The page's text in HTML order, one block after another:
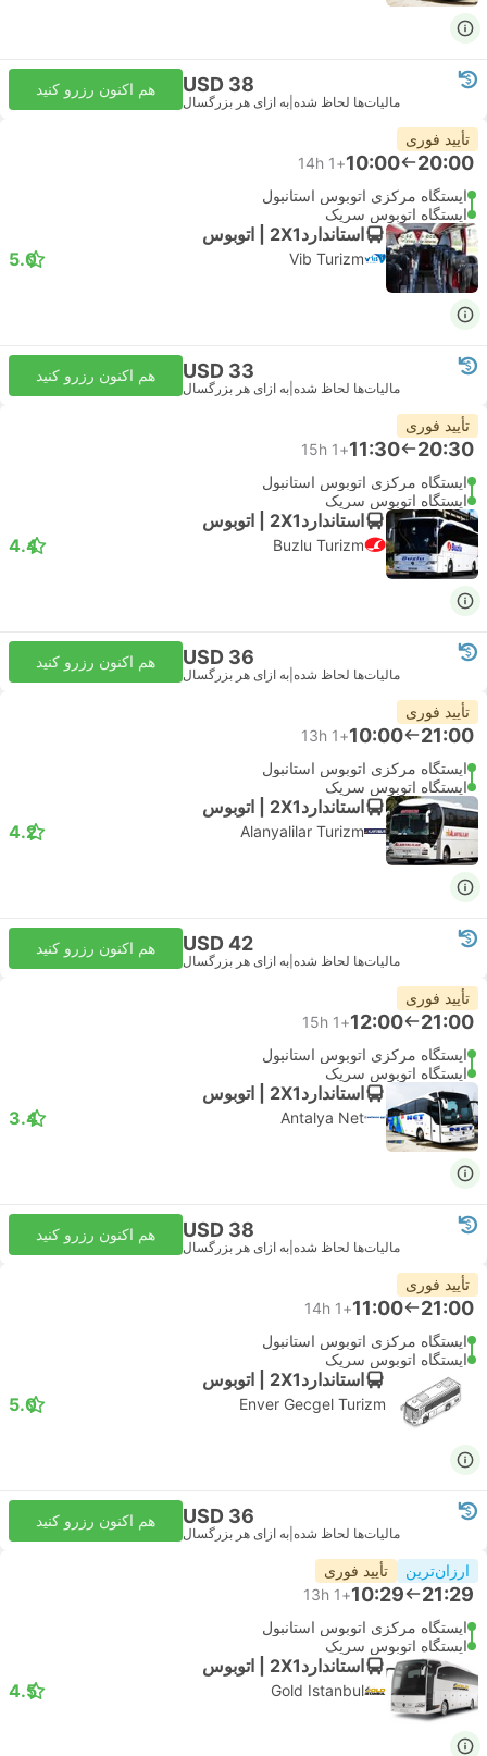
USD 38
مالیات‌ها لحاظ شده به ازای هر بزرگسال
هم اکنون رزرو کنید
تأیید فوری
20:00
10:00
+1
14h
ایستگاه مرکزی اتوبوس استانبول
ایستگاه اتوبوس سریک
استاندارد2X1 | اتوبوس
Vib Turizm
5.0
USD 33
مالیات‌ها لحاظ شده به ازای هر بزرگسال
هم اکنون رزرو کنید
تأیید فوری
20:30
11:30
+1
15h
ایستگاه مرکزی اتوبوس استانبول
ایستگاه اتوبوس سریک
استاندارد2X1 | اتوبوس
Buzlu Turizm
4.4
USD 36
مالیات‌ها لحاظ شده به ازای هر بزرگسال
هم اکنون رزرو کنید
تأیید فوری
21:00
10:00
+1
13h
ایستگاه مرکزی اتوبوس استانبول
ایستگاه اتوبوس سریک
استاندارد2X1 | اتوبوس
Alanyalilar Turizm
4.2
USD 42
مالیات‌ها لحاظ شده به ازای هر بزرگسال
هم اکنون رزرو کنید
تأیید فوری
21:00
12:00
+1
15h
ایستگاه مرکزی اتوبوس استانبول
ایستگاه اتوبوس سریک
استاندارد2X1 | اتوبوس
Antalya Net
3.4
USD 38
مالیات‌ها لحاظ شده به ازای هر بزرگسال
هم اکنون رزرو کنید
تأیید فوری
21:00
11:00
+1
14h
ایستگاه مرکزی اتوبوس استانبول
ایستگاه اتوبوس سریک
استاندارد2X1 | اتوبوس
Enver Gecgel Turizm
5.0
USD 36
مالیات‌ها لحاظ شده به ازای هر بزرگسال
هم اکنون رزرو کنید
ارزان‌ترین تأیید فوری
21:29
10:29
+1
13h
ایستگاه مرکزی اتوبوس استانبول
ایستگاه اتوبوس سریک
استاندارد2X1 | اتوبوس
Gold Istanbul
4.5